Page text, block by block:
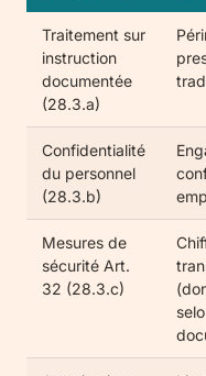
Traitement sur
instruction
documentée
(28.3.a)
Confidentialité
du personnel
(28.3.b)
Mesures de
sécurité Art.
32 (28.3.c)